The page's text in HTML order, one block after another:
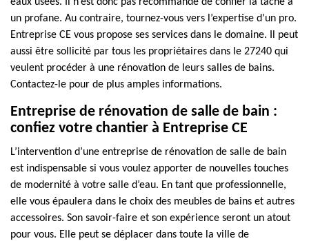
un profane. Au contraire, tournez-vous vers l’expertise d’un pro.
Entreprise CE vous propose ses services dans le domaine. Il peut
aussi être sollicité par tous les propriétaires dans le 27240 qui
veulent procéder à une rénovation de leurs salles de bains.
Contactez-le pour de plus amples informations.
Entreprise de rénovation de salle de bain :
confiez votre chantier à Entreprise CE
L’intervention d’une entreprise de rénovation de salle de bain
est indispensable si vous voulez apporter de nouvelles touches
de modernité à votre salle d’eau. En tant que professionnelle,
elle vous épaulera dans le choix des meubles de bains et autres
accessoires. Son savoir-faire et son expérience seront un atout
pour vous. Elle peut se déplacer dans toute la ville de